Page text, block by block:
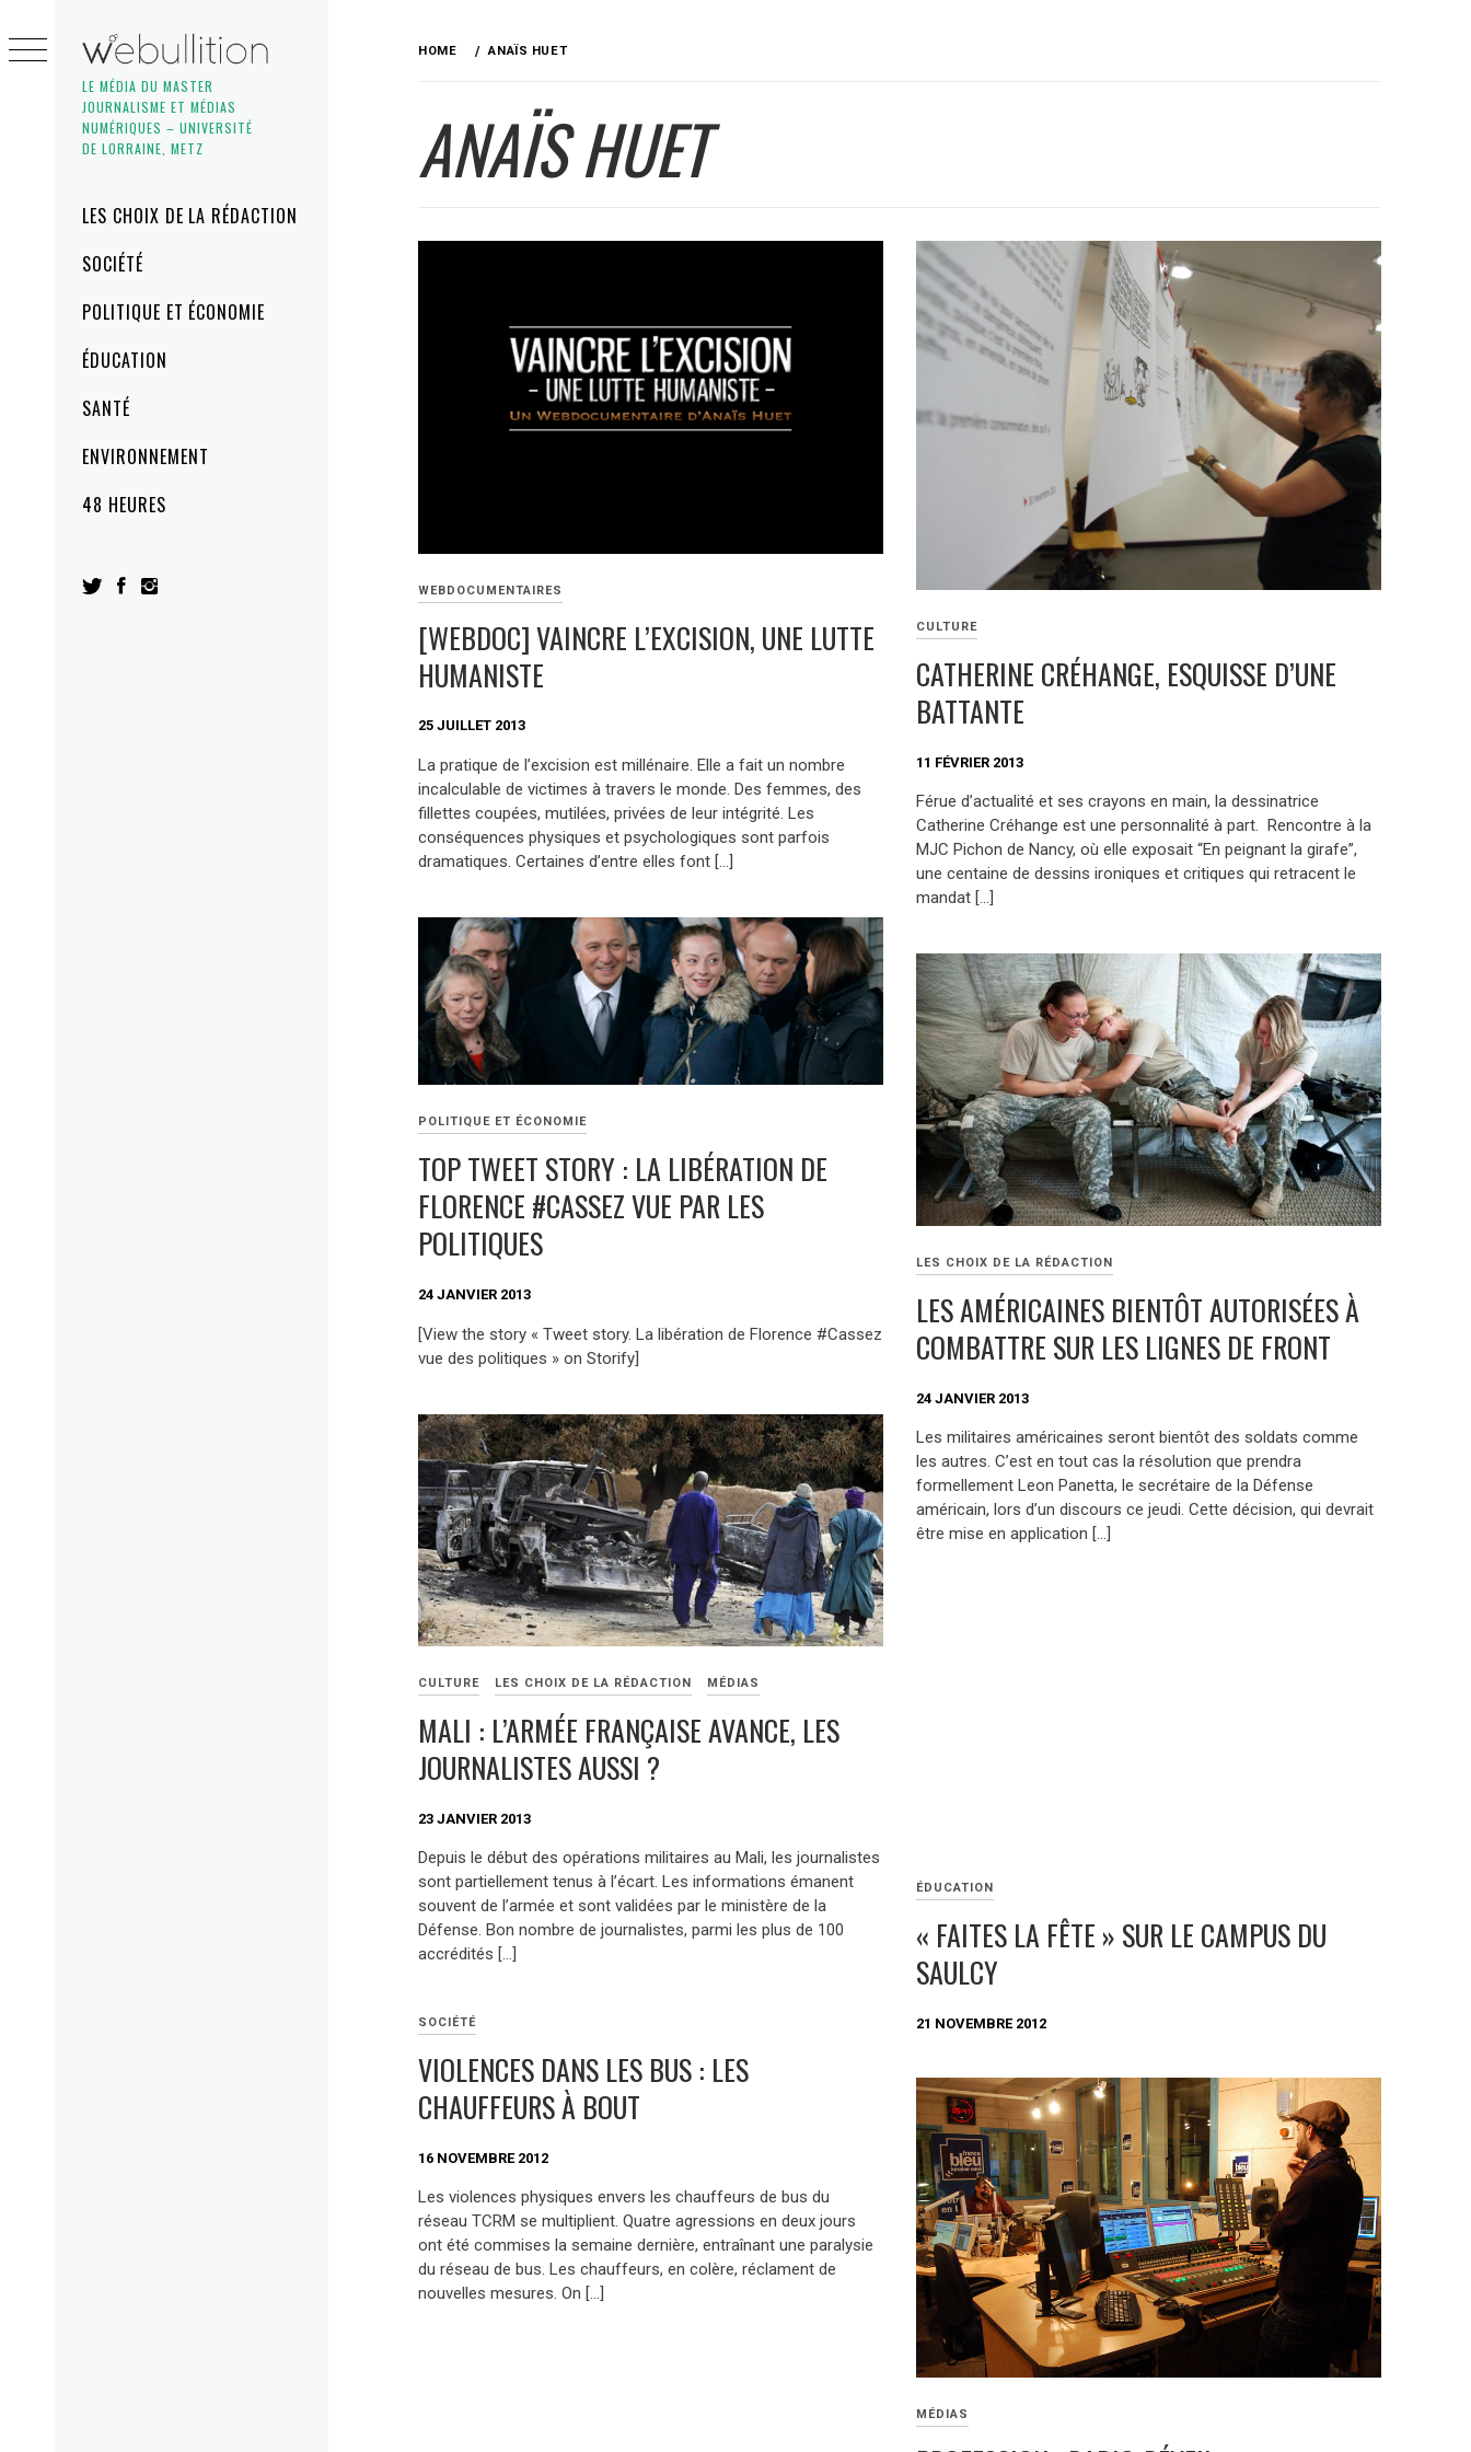
LE MÉDIA DU MASTER
JOURNALISME ET MÉDIAS
NUMÉRIQUES – UNIVERSITÉ
DE LORRAINE, METZ
MenuLES CHOIX DE LA RÉDACTION
SOCIÉTÉ
POLITIQUE ET ÉCONOMIE
ÉDUCATION
SANTÉ
ENVIRONNEMENT
48 HEURES
to
content
HOME ANAÏS HUET
ANAÏS HUET
WEBDOCUMENTAIRES
[WEBDOC] VAINCRE L’EXCISION, UNE LUTTE
HUMANISTE
25 JUILLET 2013
La pratique de l’excision est millénaire. Elle a fait un nombre
incalculable de victimes à travers le monde. Des femmes, des
fillettes coupées, mutilées, privées de leur intégrité. Les
conséquences physiques et psychologiques sont parfois
dramatiques. Certaines d’entre elles font […]
CULTURE
CATHERINE CRÉHANGE, ESQUISSE D’UNE
BATTANTE
11 FÉVRIER 2013
Férue d’actualité et ses crayons en main, la dessinatrice
Catherine Créhange est une personnalité à part. Rencontre à la
MJC Pichon de Nancy, où elle exposait “En peignant la girafe”,
une centaine de dessins ironiques et critiques qui retracent le
mandat […]
POLITIQUE ET ÉCONOMIE
TOP TWEET STORY : LA LIBÉRATION DE
FLORENCE #CASSEZ VUE PAR LES
POLITIQUES
24 JANVIER 2013
[View the story « Tweet story. La libération de Florence #Cassez
vue des politiques » on Storify]
LES CHOIX DE LA RÉDACTION
LES AMÉRICAINES BIENTÔT AUTORISÉES À
COMBATTRE SUR LES LIGNES DE FRONT
24 JANVIER 2013
Les militaires américaines seront bientôt des soldats comme
les autres. C’est en tout cas la résolution que prendra
formellement Leon Panetta, le secrétaire de la Défense
américain, lors d’un discours ce jeudi. Cette décision, qui devrait
être mise en application […]
CULTURE LES CHOIX DE LA RÉDACTION MÉDIAS
MALI : L’ARMÉE FRANÇAISE AVANCE, LES
JOURNALISTES AUSSI ?
23 JANVIER 2013
Depuis le début des opérations militaires au Mali, les journalistes
sont partiellement tenus à l’écart. Les informations émanent
souvent de l’armée et sont validées par le ministère de la
Défense. Bon nombre de journalistes, parmi les plus de 100
accrédités […]
ÉDUCATION
« FAITES LA FÊTE » SUR LE CAMPUS DU
SAULCY
21 NOVEMBRE 2012
SOCIÉTÉ
VIOLENCES DANS LES BUS : LES
CHAUFFEURS À BOUT
16 NOVEMBRE 2012
Les violences physiques envers les chauffeurs de bus du
réseau TCRM se multiplient. Quatre agressions en deux jours
ont été commises la semaine dernière, entraînant une paralysie
du réseau de bus. Les chauffeurs, en colère, réclament de
nouvelles mesures. On […]
MÉDIAS